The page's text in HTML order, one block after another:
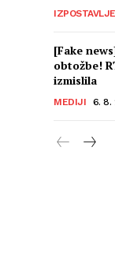
[Fake
obtožbe!
izmislila
MEDIJI 6. 8.